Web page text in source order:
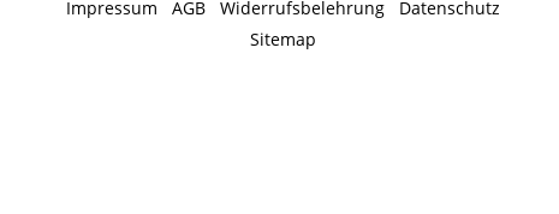
Impressum AGB Widerrufsbelehrung
Datenschutz
Sitemap